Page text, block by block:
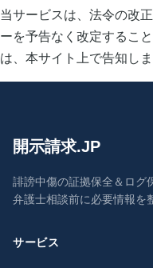
当サービスは、法令の改
ーを予告なく改定するこ
は、本サイト上で告知しま
開示請求.JP
誹謗中傷の証拠保全＆ログ
弁護士相談前に必要情報を
サービス